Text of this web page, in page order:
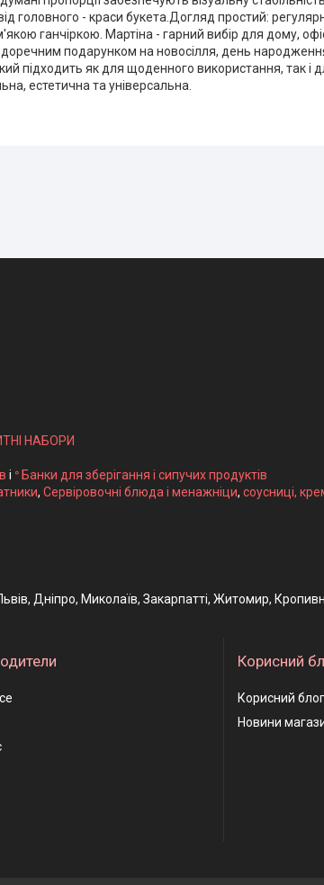
головного - краси букета.Догляд простий:
ганчіркою. Мартіна - гарний вибір для дому,
подарунком на новосілля, день
підходить як для щоденного використання, так і
естетична та універсальна.
НАБОРИ
і ᐤ Банки для зберігання і сипучих продуктів
, Сервіровочні блюда і менажніци, соусниці,
Дніпро, Миколаїв, Закарпатті, Житомир,
Корисний
Корисний блог
Новини